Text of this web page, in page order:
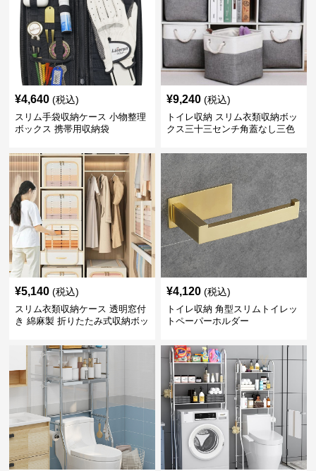
¥4,640 (税込)
スリム手袋収納ケース 小物整理
ボックス 携帯用収納袋
¥9,240 (税込)
トイレ収納 スリム衣類収納ボッ
クス三十三センチ角蓋なし三色
¥5,140 (税込)
スリム衣類収納ケース 透明窓付
き 綿麻製 折りたたみ式収納ボッ
¥4,120 (税込)
トイレ収納 角型スリムトイレッ
トペーパーホルダー